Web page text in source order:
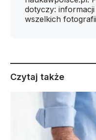
dotyczy:
wszelkich
Czytaj także